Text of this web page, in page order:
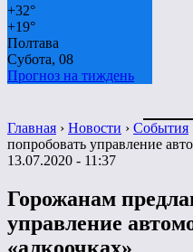
+32°
+19°
Полтава
Субота, 08
Прогноз на тиждень
Главная › Новости › События
попробовать управление
13.07.2020 - 11:37
Горожанам
управление
«алкоочках»